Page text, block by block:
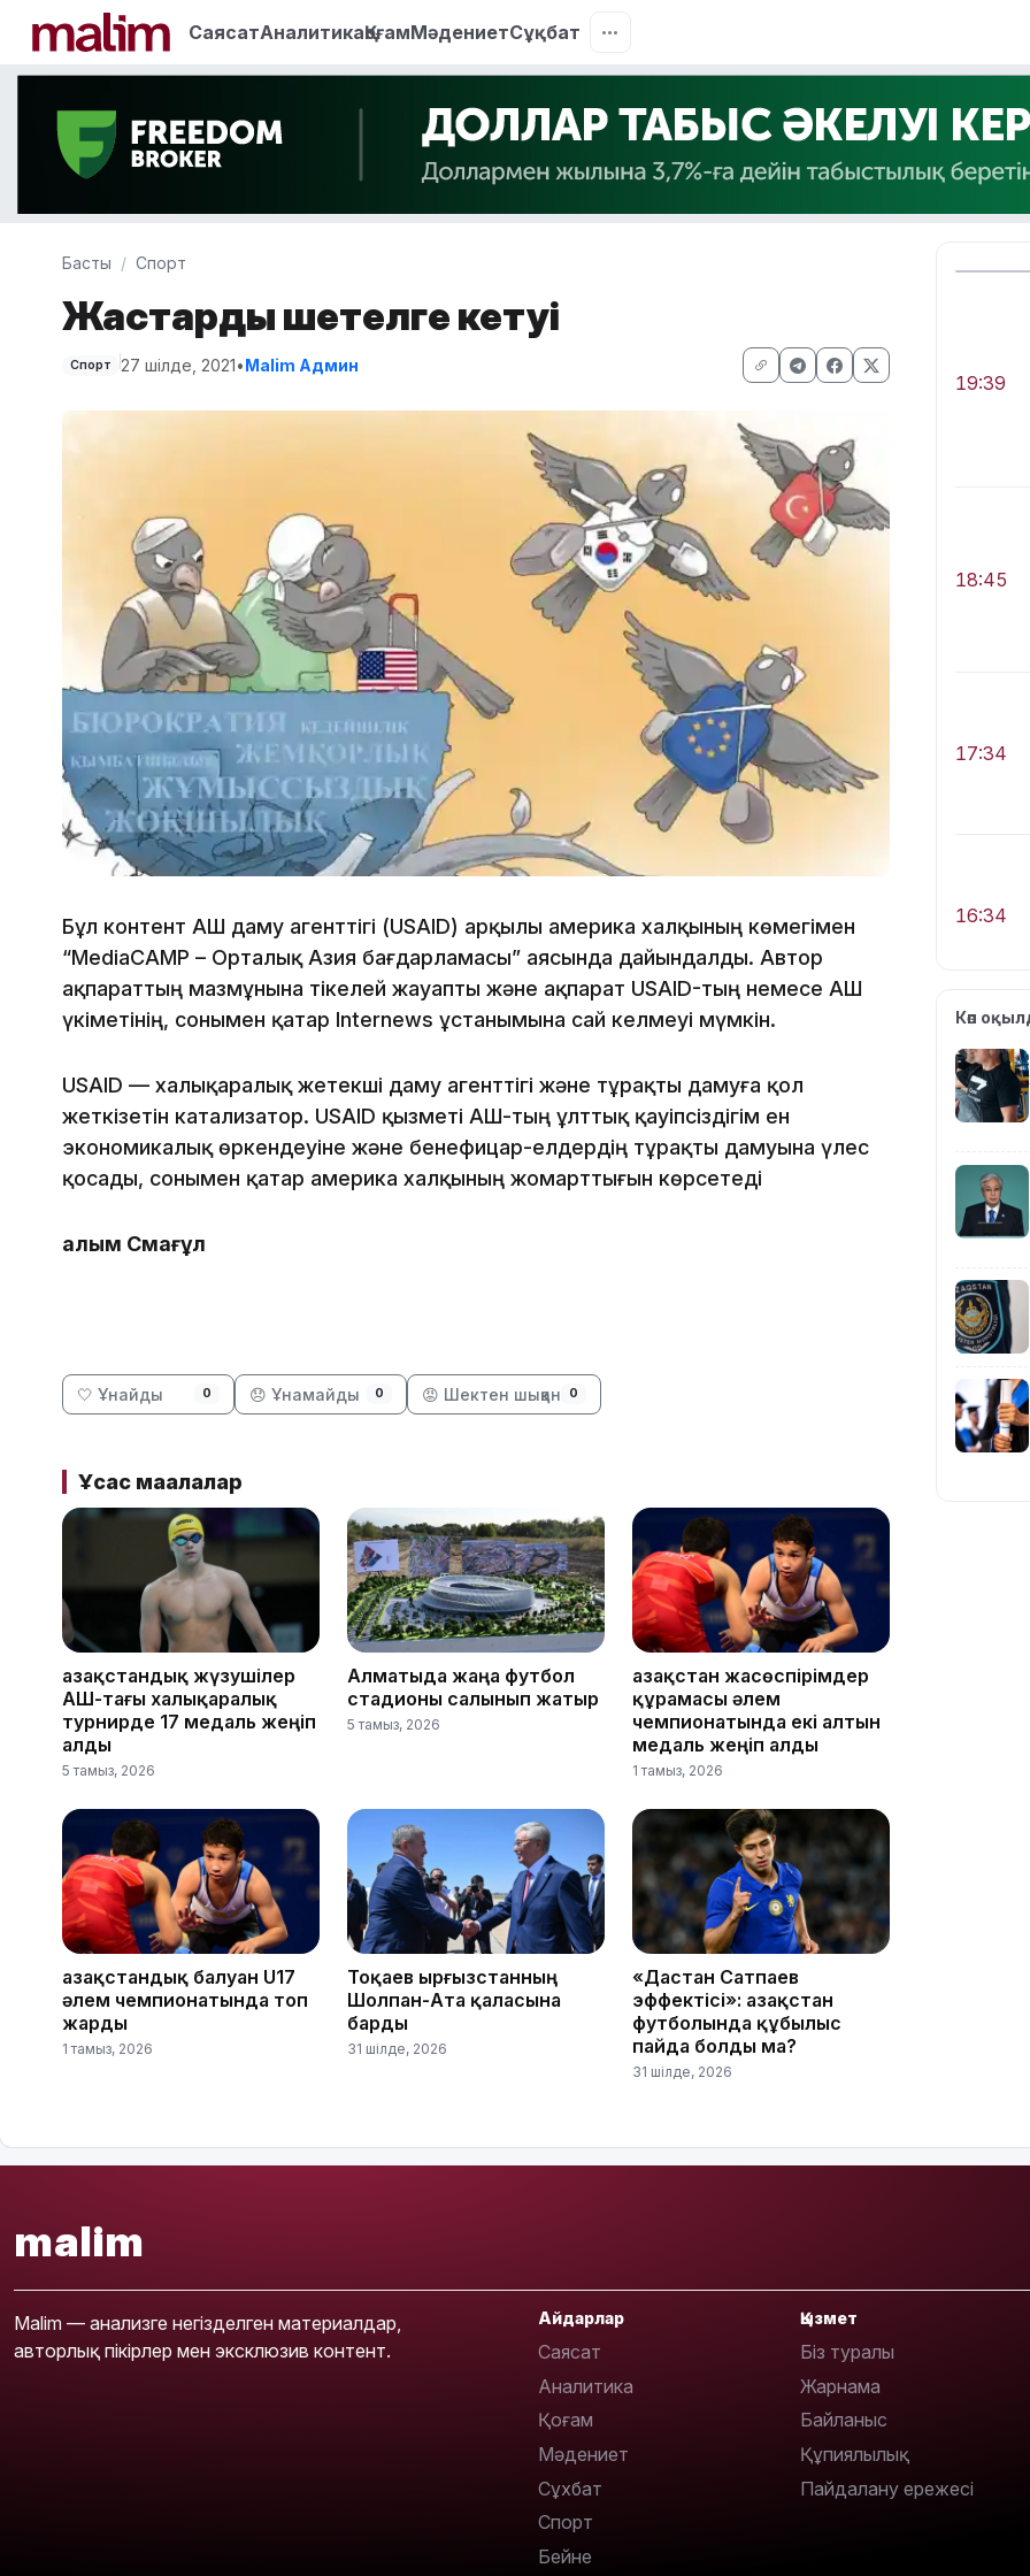
СаясатАналитикаҚоғамМәдениетСұқбат
Басты Спорт
Жастардың шетелге кетуі
Спорт 27 шілде, 2021•Malim Админ
Бұл контент АҚШ даму агенттігі (USAID) арқылы америка халқының көмегімен
“MediaCAMP – Орталық Азия бағдарламасы” аясында дайындалды. Автор
ақпараттың мазмұнына тікелей жауапты жəне ақпарат USAID-тың немесе АҚШ
үкіметінің, сонымен қатар Internews ұстанымына сай келмеуі мүмкін.
USAID — халықаралық жетекші даму агенттігі және тұрақты дамуға қол
жеткізетін катализатор. USAID қызметі АҚШ-тың ұлттық қауіпсіздігім ен
экономикалық өркендеуіне және бенефицар-елдердің тұрақты дамуына үлес
қосады, сонымен қатар америка халқының жомарттығын көрсетеді
Ғалым Смағұл
🤍 Ұнайды 0 😞 Ұнамайды 0 😡 Шектен шыққан 0
Ұқсас мақалалар
Қазақстандық жүзушілер
АҚШ-тағы халықаралық
турнирде 17 медаль жеңіп
алды
5 тамыз, 2026
Алматыда жаңа футбол
стадионы салынып жатыр
5 тамыз, 2026
Қазақстан жасөспірімдер
құрамасы әлем
чемпионатында екі алтын
медаль жеңіп алды
1 тамыз, 2026
Қазақстандық балуан U17
әлем чемпионатында топ
жарды
1 тамыз, 2026
Тоқаев Қырғызстанның
Шолпан-Ата қаласына
барды
31 шілде, 2026
«Дастан Сатпаев
эффектісі»: Қазақстан
футболында құбылыс
пайда болды ма?
31 шілде, 2026
19:39
18:45
17:34
16:34
16:33
16:01
15:33
Көп
malim
Malim — анализге негізделген материалдар,
авторлық пікірлер мен эксклюзив контент.
Айдарлар
Саясат
Аналитика
Қоғам
Мәдениет
Сұхбат
Спорт
Бейне
Қызмет
Біз туралы
Жарнама
Байланыс
Құпиялылық
Пайдалану ережесі